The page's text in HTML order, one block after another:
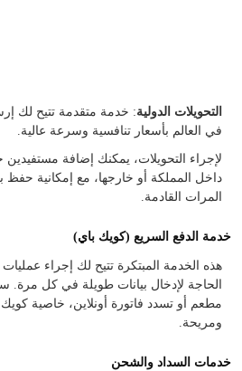
التحويلات الدولية: خدمة متقدمة تتيح لك
في العالم بأسعار تنافسية وسرعة عالية.
لإجراء التحويلات، يمكنك إضافة مستفيدين
داخل المملكة أو خارجها، مع إمكانية حفظ
المرات القادمة.
خدمة الدفع السريع (كويك باي)
هذه الخدمة المبتكرة تتيح لك إجراء
الحاجة لإدخال بيانات طويلة في كل مرة.
مطعم أو تسدد فاتورة أونلاين، خاصية
ومريحة.
خدمات السداد والشحن